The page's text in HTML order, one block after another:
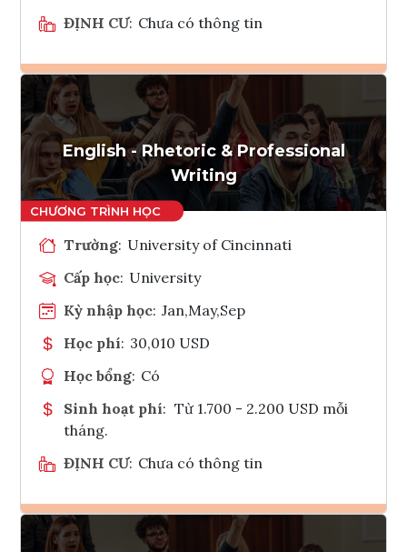
ĐỊNH CƯ: Chưa có thông tin
Ghi danh
Tham vấn Interlink
English - Rhetoric & Professional
Writing
Trường: University of Cincinnati
Cấp học: University
Kỳ nhập học: Jan,May,Sep
Học phí: 30,010 USD
Học bổng: Có
Sinh hoạt phí: Từ 1.700 - 2.200 USD mỗi
tháng.
ĐỊNH CƯ: Chưa có thông tin
Ghi danh